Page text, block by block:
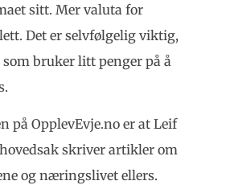
sitt. Mer valuta for
Det er selvfølgelig viktig,
som bruker litt penger på å
på OpplevEvje.no er at Leif
skriver artikler om
og næringslivet ellers.